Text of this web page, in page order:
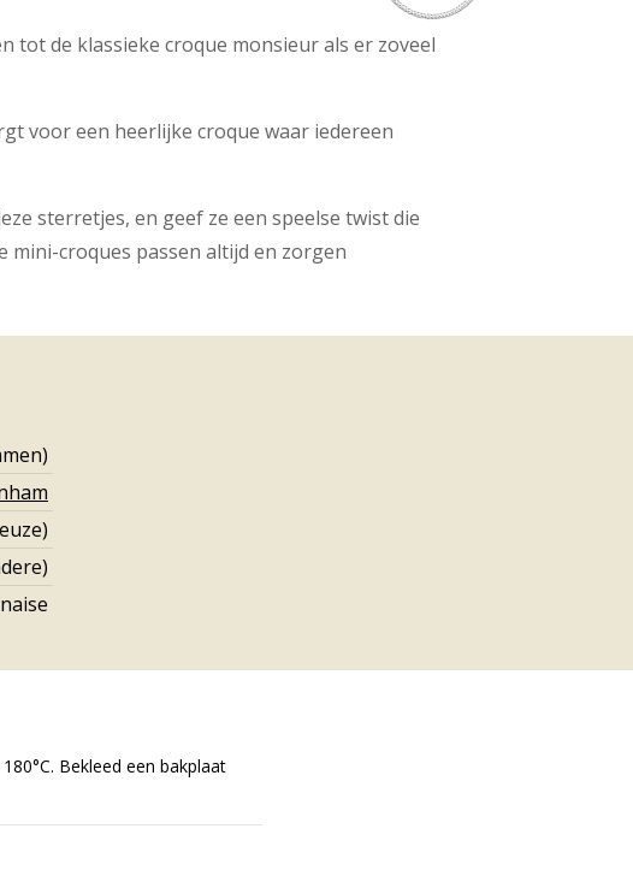
tot de klassieke croque monsieur als er zoveel
voor een heerlijke croque waar iedereen
sterretjes, en geef ze een speelse twist die
mini-croques passen altijd en zorgen
Bekleed een bakplaat